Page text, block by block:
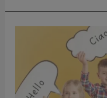
para
una